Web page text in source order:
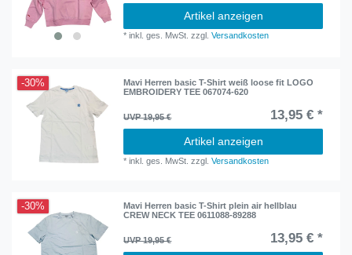
Artikel anzeigen
*inkl. ges. MwSt. zzgl.Versandkosten
-30%
Mavi Herren basic T-Shirt weiß loose fit LOGO
EMBROIDERY TEE 067074-620
UVP 19,95 € 13,95 € *
Artikel anzeigen
*inkl. ges. MwSt. zzgl.Versandkosten
-30%
Mavi Herren basic T-Shirt plein air hellblau
CREW NECK TEE 0611088-89288
UVP 19,95 € 13,95 € *